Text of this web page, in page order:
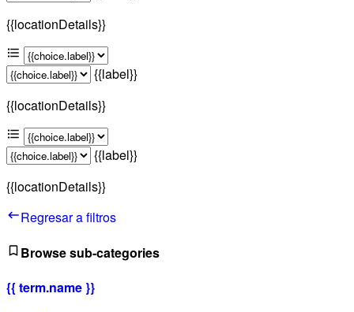
{{locationDetails}}
{{label}}
{{locationDetails}}
{{label}}
{{locationDetails}}
Regresar a filtros
Browse sub-categories
{{ term.name }}